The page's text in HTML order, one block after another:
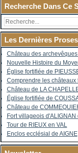
Recherche Dans Ce
Les Dernières
Château des
Nouvelle Histoire du
Église fortifiée de
Comprendre les châteaux
Château de LA
Église fortifiée de
Château de
Fort villageois d'ALIGNAN
Tour de RIEUX en VAL
Enclos ecclésial de AIGNE